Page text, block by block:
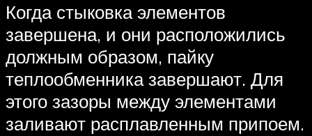
Когда стыковка элементов
завершена, и они расположились
должным образом, пайку
теплообменника завершают. Для
этого зазоры между элементами
заливают расплавленным припоем.